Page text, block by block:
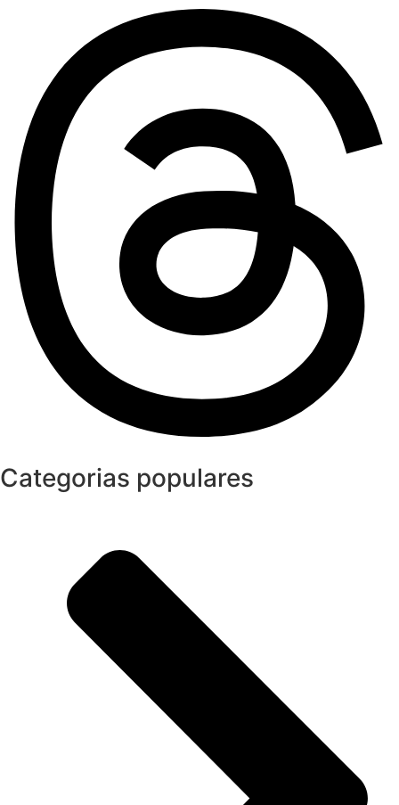
Categorias populares